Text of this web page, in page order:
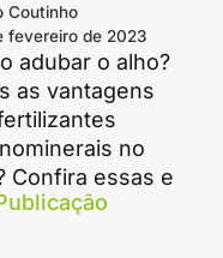
Coutinho
fevereiro de 2023
adubar o alho?
as vantagens
no
Confira essas e